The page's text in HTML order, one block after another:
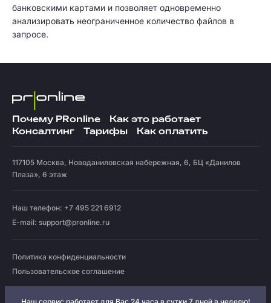
банковскими картами и позволяет одновременно
анализировать неограниченное количество файлов в
запросе.
Почему PRonline
Как это работает
Консалтинг
Тарифы Как оплатить
117105 Москва, Новоданиловская набережная, 6, БЦ «Данилов
Плаза», 6 этаж
Наш телефон: +7 495 221 6912
E-mail: support@pronline.ru
Политика конфиденциальности
Пользовательское соглашение